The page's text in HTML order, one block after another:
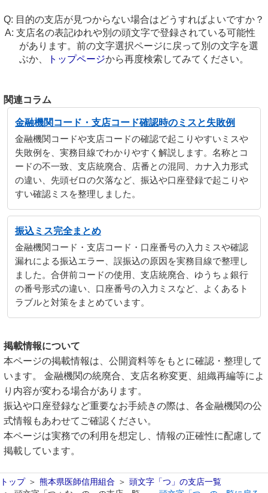
目的の支店が見つからない場合はどうすればよいですか？
支店名の表記ゆれや別の頭文字で登録されている可能性
があります。前の文字選択ページに戻って別の文字を選
ぶか、
トップページから再度検索してみてください。
関連コラム
金融機関コード・支店コード確認時のミスと失敗例
金融機関コードや支店コードの確認で起こりやすいミスや
失敗例を、実務目線でわかりやすく解説します。名称とコ
ードの不一致、支店統廃合、店番との混同、カナ入力形式
の違い、先頭ゼロの欠落など、振込や口座登録で起こりや
すい確認ミスを整理しました。
振込ミス完全まとめ
金融機関コード・支店コード・口座番号の入力ミスや確認
漏れによる振込エラー、誤振込の原因を実務目線で整理し
ました。合併前コードの使用、支店統廃合、ゆうちょ銀行
の番号形式の違い、口座番号の入力ミスなど、よくあるト
ラブルと対策をまとめています。
掲載情報について
本ページの掲載情報は、公開資料等をもとに確認・整理して
います。 金融機関の統廃合、支店名称変更、組織再編等によ
り内容が変わる場合があります。
振込や口座登録など重要なお手続きの際は、各金融機関の公
式情報もあわせてご確認ください。
本ページは実務での利用を想定し、情報の正確性に配慮して
掲載しています。
トップ 熊本県医師信用組合
頭文字「つ」の支店一覧